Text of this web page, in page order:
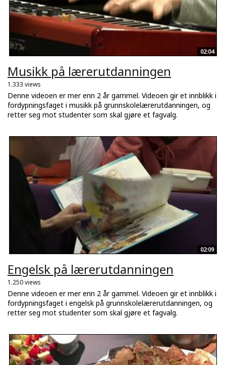
02:04
Musikk på lærerutdanningen
1.333 views
Denne videoen er mer enn 2 år gammel. Videoen gir et innblikk i
fordypningsfaget i musikk på grunnskolelærerutdanningen, og
retter seg mot studenter som skal gjøre et fagvalg.
02:09
Engelsk på lærerutdanningen
1.250 views
Denne videoen er mer enn 2 år gammel. Videoen gir et innblikk i
fordypningsfaget i engelsk på grunnskolelærerutdanningen, og
retter seg mot studenter som skal gjøre et fagvalg.